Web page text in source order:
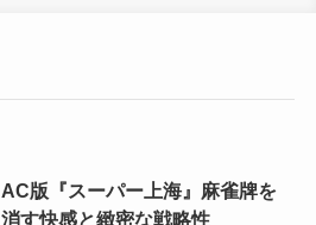
AC版『スーパー上海』麻雀牌を
消す快感と緻密な戦略性